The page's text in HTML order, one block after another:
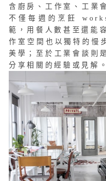
含廚房、工作室、工業
不僅每週的烹飪
範，用餐人數甚至還能
作室空間也以獨特的慢
美學；至於工業會談則
分享相關的經驗或見解。